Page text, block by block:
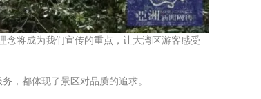
将成为我们宣传的重点，让大湾区游客感受
，都体现了景区对品质的追求。